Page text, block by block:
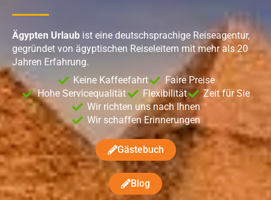
Ägypten Urlaub ist eine deutschsprachige Reiseagentur,
gegründet von ägyptischen Reiseleitern mit mehr als 20
Jahren Erfahrung.
Keine Kaffeefahrt
Faire Preise
Hohe Servicequalität
Flexibilität
Zeit für Sie
Wir richten uns nach Ihnen
Wir schaffen Erinnerungen
Gästebuch
Blog